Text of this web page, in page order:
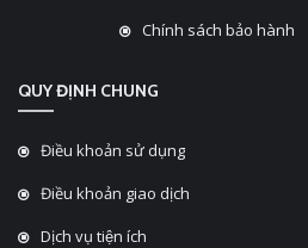
Chính sách bảo hành
QUY ĐỊNH CHUNG
Điều khoản sử dụng
Điều khoản giao dịch
Dịch vụ tiện ích